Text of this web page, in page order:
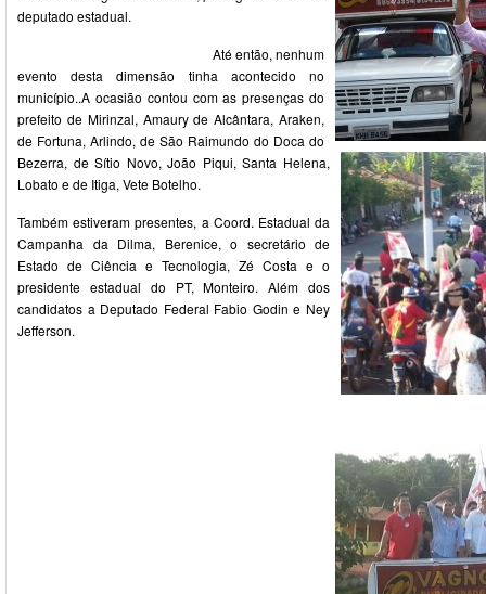
deputado estadual.
Até então, nenhum
evento desta dimensão tinha acontecido no
município..A ocasião contou com as presenças do
prefeito de Mirinzal, Amaury de Alcântara, Araken,
de Fortuna, Arlindo, de São Raimundo do Doca do
Bezerra, de Sítio Novo, João Piqui, Santa Helena,
Lobato e de Itiga, Vete Botelho.
Também estiveram presentes, a Coord. Estadual da
Campanha da Dilma, Berenice, o secretário de
Estado de Ciência e Tecnologia, Zé Costa e o
presidente estadual do PT, Monteiro. Além dos
candidatos a Deputado Federal Fabio Godin e Ney
Jefferson.